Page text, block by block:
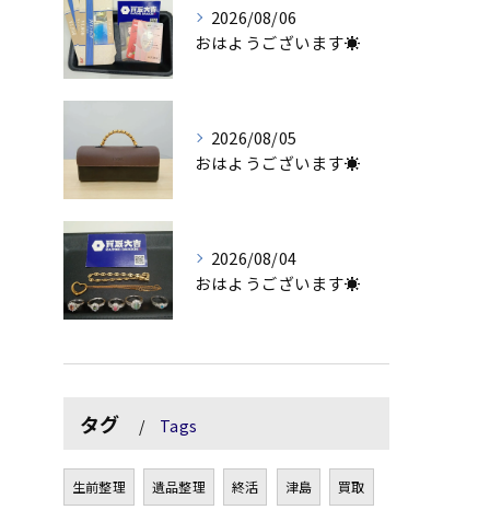
2026/08/06
おはようございます☀
2026/08/05
おはようございます☀
2026/08/04
おはようございます☀
タグ Tags
生前整理 遺品整理 終活 津島 買取